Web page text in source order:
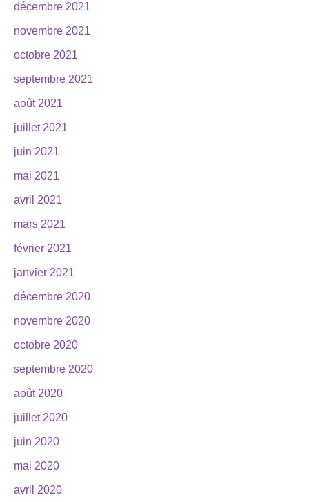
décembre 2021
novembre 2021
octobre 2021
septembre 2021
août 2021
juillet 2021
juin 2021
mai 2021
avril 2021
mars 2021
février 2021
janvier 2021
décembre 2020
novembre 2020
octobre 2020
septembre 2020
août 2020
juillet 2020
juin 2020
mai 2020
avril 2020